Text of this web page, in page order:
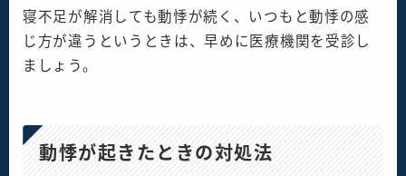
寝不足が解消しても動悸が続く、いつもと動悸の感
じ方が違うというときは、早めに医療機関を受診し
ましょう。
動悸が起きたときの対処法